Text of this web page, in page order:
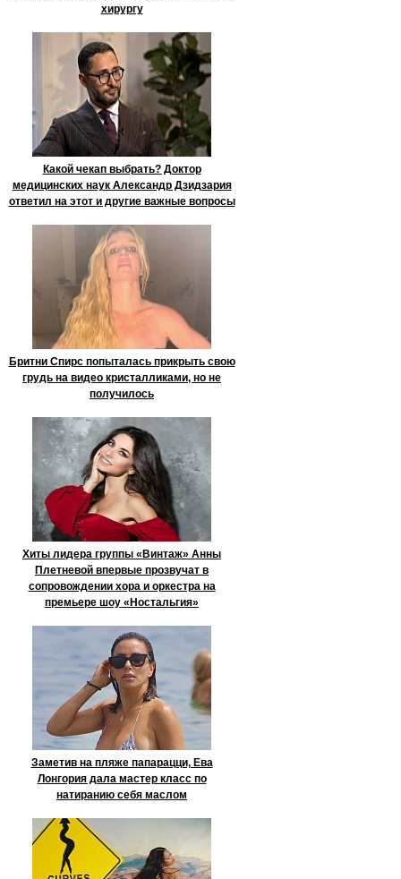
хирургу
Какой чекап выбрать? Доктор
медицинских наук Александр Дзидзария
ответил на этот и другие важные вопросы
Бритни Спирс попыталась прикрыть свою
грудь на видео кристалликами, но не
получилось
Хиты лидера группы «Винтаж» Анны
Плетневой впервые прозвучат в
сопровождении хора и оркестра на
премьере шоу «Ностальгия»
Заметив на пляже папарацци, Ева
Лонгория дала мастер класс по
натиранию себя маслом